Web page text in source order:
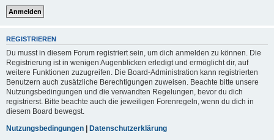
REGISTRIEREN
Du musst in diesem Forum registriert sein, um dich anmelden zu können. Die
Registrierung ist in wenigen Augenblicken erledigt und ermöglicht dir, auf
weitere Funktionen zuzugreifen. Die Board-Administration kann registrierten
Benutzern auch zusätzliche Berechtigungen zuweisen. Beachte bitte unsere
Nutzungsbedingungen und die verwandten Regelungen, bevor du dich
registrierst. Bitte beachte auch die jeweiligen Forenregeln, wenn du dich in
diesem Board bewegst.
Nutzungsbedingungen
Datenschutzerklärung